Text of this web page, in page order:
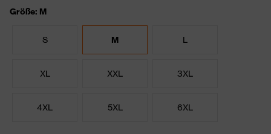
Größe: M
S M L
XL XXL 3XL
4XL 5XL 6XL